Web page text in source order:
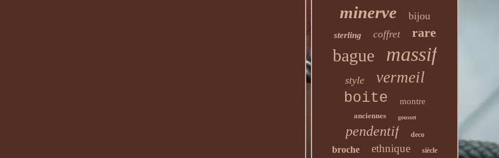
minerve bijou
sterling coffret rare
bague massif
style vermeil
boite montre
anciennes gousset
pendentif deco
broche ethnique siècle